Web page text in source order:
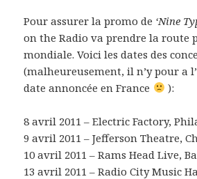
Pour assurer la promo de ‘Nine
on the Radio va prendre la route
mondiale. Voici les dates des
(malheureusement, il n’y pour a
date annoncée en France
):
8 avril 2011 – Electric Factory,
9 avril 2011 – Jefferson Theatre,
10 avril 2011 – Rams Head Live,
13 avril 2011 – Radio City Music